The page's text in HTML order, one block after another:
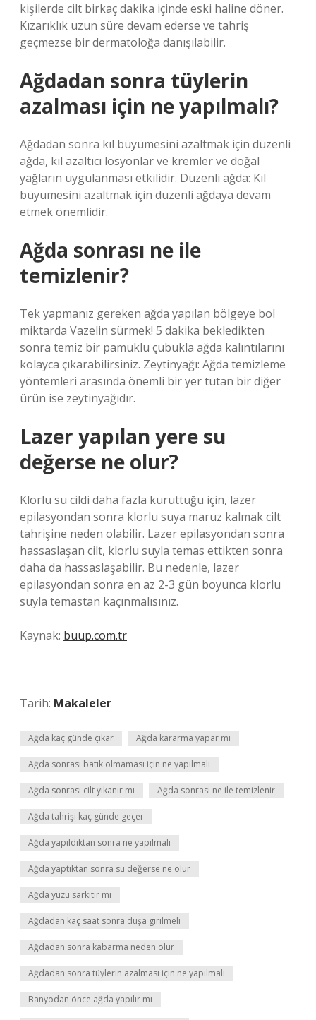
kişilerde cilt birkaç dakika içinde eski haline döner.
Kızarıklık uzun süre devam ederse ve tahriş
geçmezse bir dermatoloğa danışılabilir.
Ağdadan sonra tüylerin
azalması için ne yapılmalı?
Ağdadan sonra kıl büyümesini azaltmak için düzenli
ağda, kıl azaltıcı losyonlar ve kremler ve doğal
yağların uygulanması etkilidir. Düzenli ağda: Kıl
büyümesini azaltmak için düzenli ağdaya devam
etmek önemlidir.
Ağda sonrası ne ile
temizlenir?
Tek yapmanız gereken ağda yapılan bölgeye bol
miktarda Vazelin sürmek! 5 dakika bekledikten
sonra temiz bir pamuklu çubukla ağda kalıntılarını
kolayca çıkarabilirsiniz. Zeytinyağı: Ağda temizleme
yöntemleri arasında önemli bir yer tutan bir diğer
ürün ise zeytinyağıdır.
Lazer yapılan yere su
değerse ne olur?
Klorlu su cildi daha fazla kuruttuğu için, lazer
epilasyondan sonra klorlu suya maruz kalmak cilt
tahrişine neden olabilir. Lazer epilasyondan sonra
hassaslaşan cilt, klorlu suyla temas ettikten sonra
daha da hassaslaşabilir. Bu nedenle, lazer
epilasyondan sonra en az 2-3 gün boyunca klorlu
suyla temastan kaçınmalısınız.
Kaynak: buup.com.tr
Tarih: Makaleler
Ağda kaç günde çıkar Ağda kararma yapar mı
Ağda sonrası batık olmaması için ne yapılmalı
Ağda sonrası cilt yıkanır mı Ağda sonrası ne ile temizlenir
Ağda tahrişi kaç günde geçer
Ağda yapıldıktan sonra ne yapılmalı
Ağda yaptıktan sonra su değerse ne olur
Ağda yüzü sarkıtır mı
Ağdadan kaç saat sonra duşa girilmeli
Ağdadan sonra kabarma neden olur
Ağdadan sonra tüylerin azalması için ne yapılmalı
Banyodan önce ağda yapılır mı